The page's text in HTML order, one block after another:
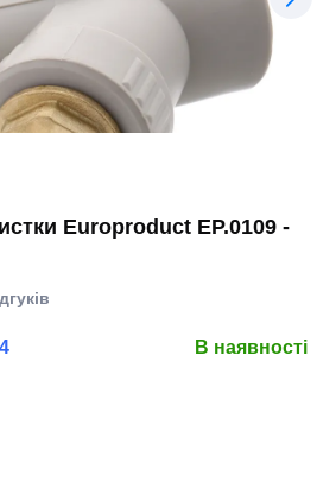
Europroduct EP.0109 -
В наявності